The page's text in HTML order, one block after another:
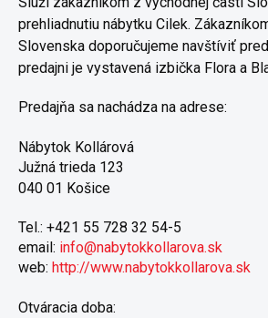
prehliadnutiu nábytku Cilek.
Slovenska doporučujeme navštíviť
predajni je vystavená izbička Flora a
Predajňa sa nachádza na adrese:
Nábytok Kollárová
Južná trieda 123
040 01 Košice
Tel.: +421 55 728 32 54-5
email: info@nabytokkollarova.sk
web: http://www.nabytokkollarova.sk
Otváracia doba: